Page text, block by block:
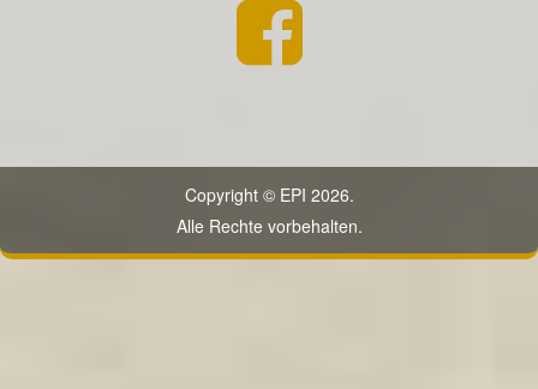
Copyright © EPI 2026.
Alle Rechte vorbehalten.